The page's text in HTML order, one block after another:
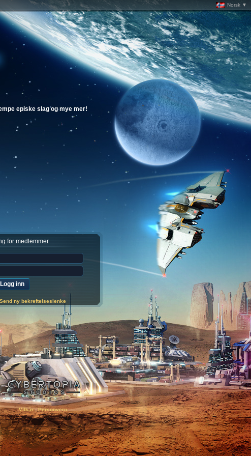
Norsk ▼
episke slag og mye mer!
for medlemmer
Send ny bekreftelseslenke
Vilkår-Personvern